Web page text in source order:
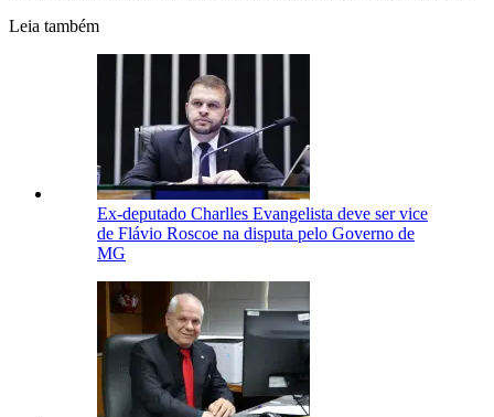
Leia também
Ex-deputado Charlles Evangelista deve ser vice
de Flávio Roscoe na disputa pelo Governo de
MG